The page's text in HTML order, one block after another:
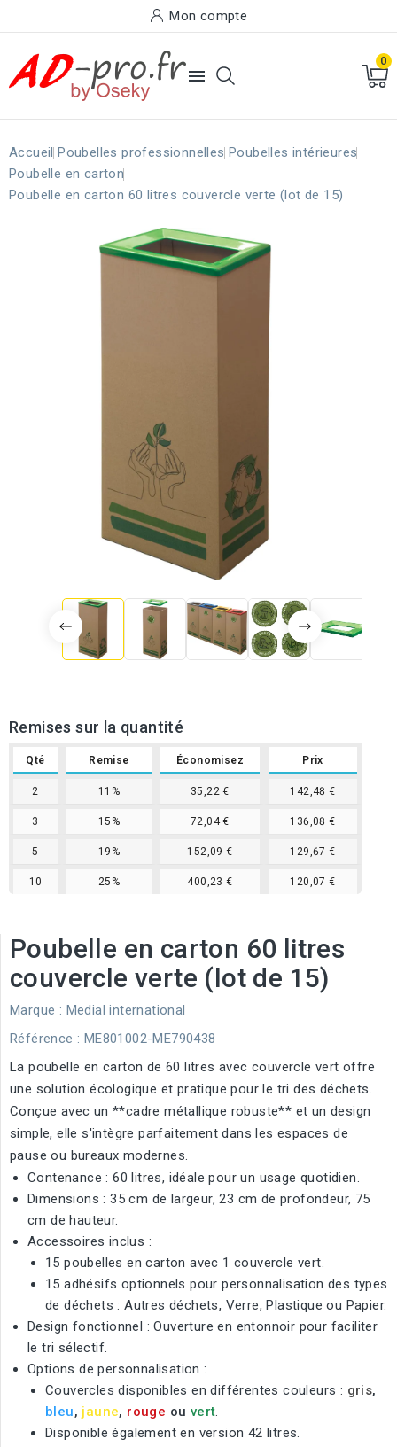
Mon compte

0
Accueil Poubelles professionnelles Poubelles intérieures
Poubelle en carton
Poubelle en carton 60 litres couvercle verte (lot de 15)
Remises sur la quantité
Qté Remise Économisez Prix
2 11% 35,22 € 142,48 €
3 15% 72,04 € 136,08 €
5 19% 152,09 € 129,67 €
10 25% 400,23 € 120,07 €
Poubelle en carton 60 litres
couvercle verte (lot de 15)
Marque : Medial international
Référence : ME801002-ME790438
La poubelle en carton de 60 litres avec couvercle vert offre
une solution écologique et pratique pour le tri des déchets.
Conçue avec un **cadre métallique robuste** et un design
simple, elle s'intègre parfaitement dans les espaces de
pause ou bureaux modernes.
Contenance : 60 litres, idéale pour un usage quotidien.
Dimensions : 35 cm de largeur, 23 cm de profondeur, 75
cm de hauteur.
Accessoires inclus :
15 poubelles en carton avec 1 couvercle vert.
15 adhésifs optionnels pour personnalisation des types
de déchets : Autres déchets, Verre, Plastique ou Papier.
Design fonctionnel : Ouverture en entonnoir pour faciliter
le tri sélectif.
Options de personnalisation :
Couvercles disponibles en différentes couleurs : gris,
bleu, jaune, rouge ou vert.
Disponible également en version 42 litres.